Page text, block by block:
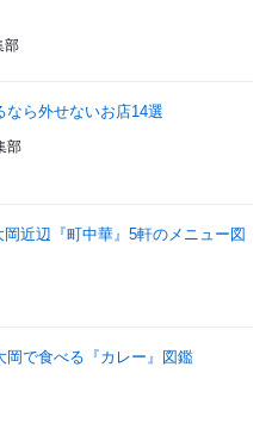
部
なら外せないお店14選
部
岡近辺『町中華』5軒のメニュー図
岡で食べる『カレー』図鑑